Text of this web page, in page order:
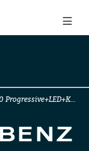
Progressive+LED+K…